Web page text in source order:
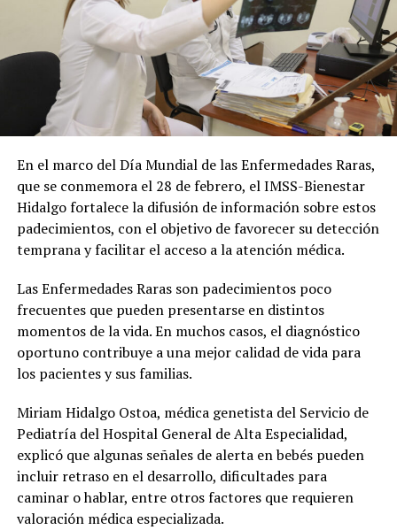
En el marco del Día Mundial de las Enfermedades Raras,
que se conmemora el 28 de febrero, el IMSS-Bienestar
Hidalgo fortalece la difusión de información sobre estos
padecimientos, con el objetivo de favorecer su detección
temprana y facilitar el acceso a la atención médica.
Las Enfermedades Raras son padecimientos poco
frecuentes que pueden presentarse en distintos
momentos de la vida. En muchos casos, el diagnóstico
oportuno contribuye a una mejor calidad de vida para
los pacientes y sus familias.
Miriam Hidalgo Ostoa, médica genetista del Servicio de
Pediatría del Hospital General de Alta Especialidad,
explicó que algunas señales de alerta en bebés pueden
incluir retraso en el desarrollo, dificultades para
caminar o hablar, entre otros factores que requieren
valoración médica especializada.